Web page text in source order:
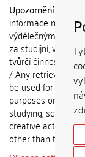
Upozornění / Notice:
informace
výdělečným
za studijní,
tvůrčí činnost jiné
/ Any retrieved
be used for any
purposes or
studying, scientific
creative activities
other than the